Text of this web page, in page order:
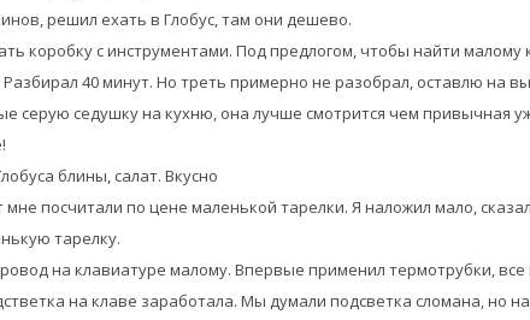
решил ехать в Глобус, там они дешево.
коробку с инструментами. Под предлогом, чтобы найти малому
40 минут. Но треть примерно не разобрал, оставлю на
серую седушку на кухню, она лучше смотрится чем привычная
блины, салат. Вкусно
мне посчитали по цене маленькой тарелки. Я наложил мало,
тарелку.
на клавиатуре малому. Впервые применил термотрубки, все
на клаве заработала. Мы думали подсветка сломана, но